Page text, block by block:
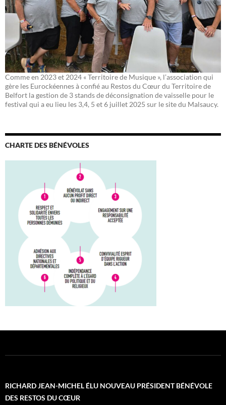
Comme en 2023 et 2024 « Territoire de Musique », l’association qui
gère les Eurockéennes à confié au Restos du Cœur du Territoire de
Belfort la gestion de 3 stands de déconsignation de vaisselle pour le
festival qui a eu lieu les 3,4, 5 et 6 juillet 2025 sur le site du Malsaucy.
CHARTE DES BÉNÉVOLES
RICHARD JEAN-MICHEL ÉLU NOUVEAU PRÉSIDENT BÉNÉVOLE
DES RESTOS DU CŒUR